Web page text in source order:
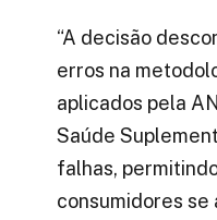
“A decisão
erros na
aplicados pela
Saúde
falhas,
consumidores se